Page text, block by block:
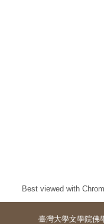
Best viewed with
臺灣大學文學院佛